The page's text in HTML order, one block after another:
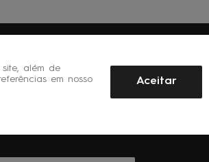
além de
em nosso
Aceitar